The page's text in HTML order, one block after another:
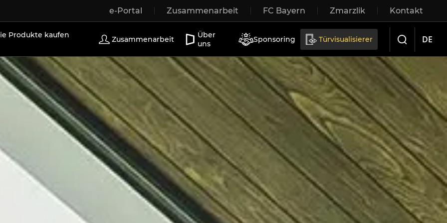
e-Portal Zusammenarbeit FC Bayern Zmarzlik Kontakt
Außentüren Terrassentüren Schiebetüren
Produkte kaufen
Zusammenarbeit
Über
uns
Sponsoring Türvisualisierer DE